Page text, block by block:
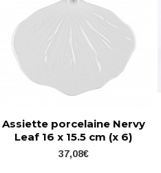
Assiette porcelaine Nervy
Leaf 16 x 15.5 cm (x 6)
37,08€